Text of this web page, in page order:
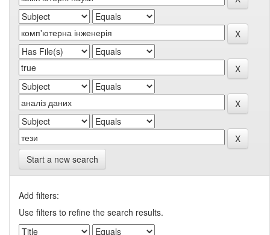
Start a new search
Add filters:
Use filters to refine the search results.